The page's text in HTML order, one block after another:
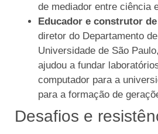
de mediador entre ciência
Educador e construtor
diretor do Departamento
Universidade de São
ajudou a fundar
computador para a
para a formação de
Desafios e